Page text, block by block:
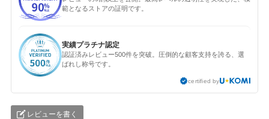
範となるストアの証明です。
実績プラチナ認定
認証済みレビュー500件を突破。圧倒的な顧客支持を誇る、選
ばれし称号です。
certified by
レビューを書く